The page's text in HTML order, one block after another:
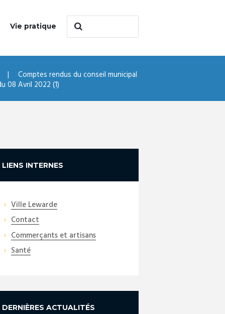
Vie pratique
Comptes rendus du conseil municipal
08 Avril 2022 (1)
LIENS INTERNES
Ville Lewarde
Contact
Commerçants et artisans
Santé
DERNIÈRES ACTUALITÉS